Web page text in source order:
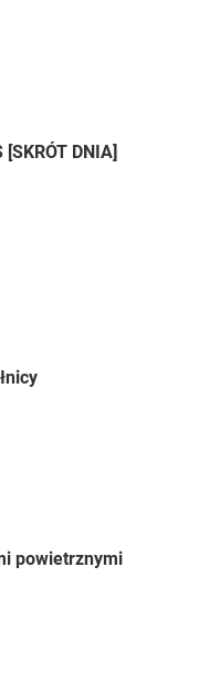
DNIA]
powietrznymi